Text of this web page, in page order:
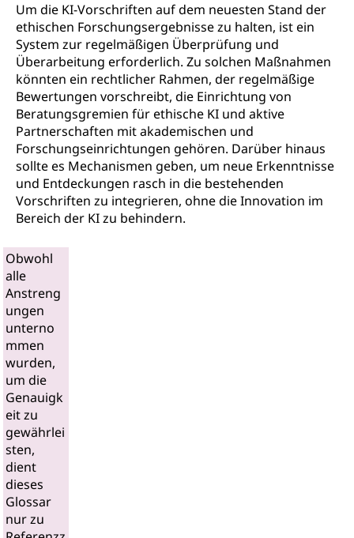
Um die KI-Vorschriften auf dem neuesten Stand der
ethischen Forschungsergebnisse zu halten, ist ein
System zur regelmäßigen Überprüfung und
Überarbeitung erforderlich. Zu solchen Maßnahmen
könnten ein rechtlicher Rahmen, der regelmäßige
Bewertungen vorschreibt, die Einrichtung von
Beratungsgremien für ethische KI und aktive
Partnerschaften mit akademischen und
Forschungseinrichtungen gehören. Darüber hinaus
sollte es Mechanismen geben, um neue Erkenntnisse
und Entdeckungen rasch in die bestehenden
Vorschriften zu integrieren, ohne die Innovation im
Bereich der KI zu behindern.
Obwohl
alle
Anstreng
ungen
unterno
mmen
wurden,
um die
Genauigk
eit zu
gewährlei
sten,
dient
dieses
Glossar
nur zu